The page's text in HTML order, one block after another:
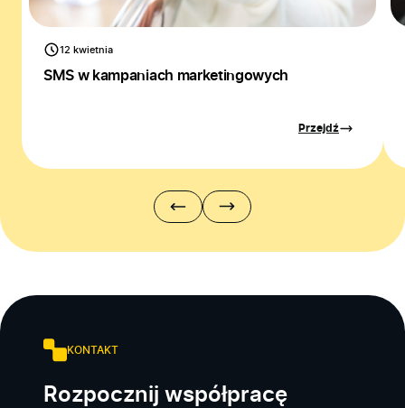
12 kwietnia
SMS w kampaniach marketingowych
Przejdź
KONTAKT
Rozpocznij współpracę